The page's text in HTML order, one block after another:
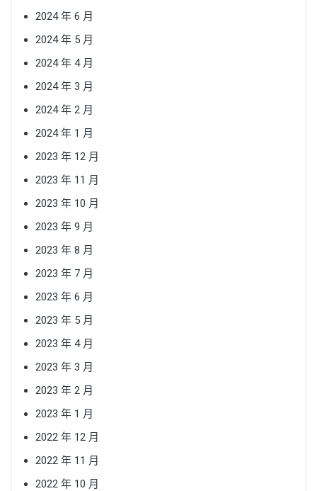
2024 年 6 月
2024 年 5 月
2024 年 4 月
2024 年 3 月
2024 年 2 月
2024 年 1 月
2023 年 12 月
2023 年 11 月
2023 年 10 月
2023 年 9 月
2023 年 8 月
2023 年 7 月
2023 年 6 月
2023 年 5 月
2023 年 4 月
2023 年 3 月
2023 年 2 月
2023 年 1 月
2022 年 12 月
2022 年 11 月
2022 年 10 月